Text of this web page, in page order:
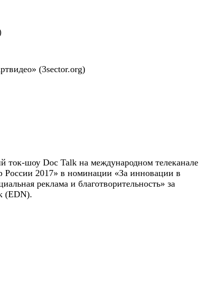
(3sector.org)
ток-шоу Doc Talk на международном телеканале
России 2017» в номинации «За инновации в
реклама и благотворительность» за
(EDN).